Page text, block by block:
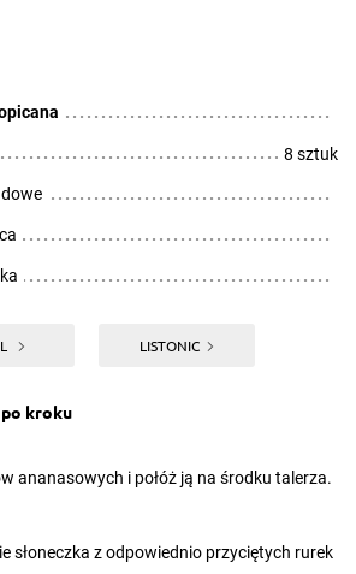
8 sztuk
LISTONIC
kroku
ananasowych i połóż ją na środku talerza.
słoneczka z odpowiednio przyciętych rurek